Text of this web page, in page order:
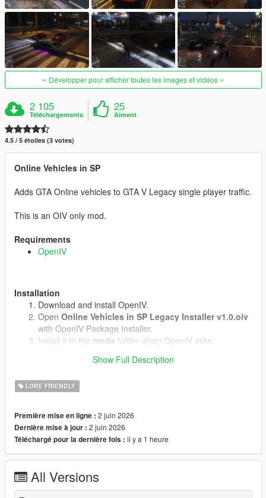
Développer pour afficher toutes les images et vidéos
2 105
Téléchargements
25
Aiment
4.5 / 5 étoiles (3 votes)
Online Vehicles in SP
Adds GTA Online vehicles to GTA V Legacy single player traffic.
This is an OIV only mod.
Requirements
OpenIV
Installation
Download and install OpenIV.
Open Online Vehicles in SP Legacy Installer v1.0.oiv
with OpenIV Package Installer.
Install it to the mods folder when OpenIV asks.
Uninstall
Install it to the same mods
Notes
Does not work in GTA Online.(We know why)
No external vehicle models are included.
Show Full Description
LORE FRIENDLY
Première mise en ligne : 2 juin 2026
Dernière mise à jour : 2 juin 2026
Téléchargé pour la dernière fois : il y a 1 heure
All Versions